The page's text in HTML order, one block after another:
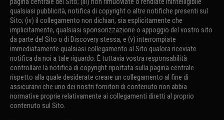
qualsiasi pubblicità, notifica di copyright o altre notifiche presenti sul
Sito; (iv) il collegamento non dichiari, sia esplicitamente che
implicitamente, qualsiasi sponsorizzazione o appoggio del vostro sito
da parte del Sito o di Discovery stessa, e (v) interrompiate
immediatamente qualsiasi collegamento al Sito qualora riceviate
notifica da noi a tale riguardo. È tuttavia vostra responsabilità
controllare la notifica di copyright riportata sulla pagina centrale
rispetto alla quale desiderate creare un collegamento al fine di
assicurarvi che uno dei nostri fornitori di contenuto non abbia
normative proprie relativamente ai collegamenti diretti al proprio
contenuto sul Sito.